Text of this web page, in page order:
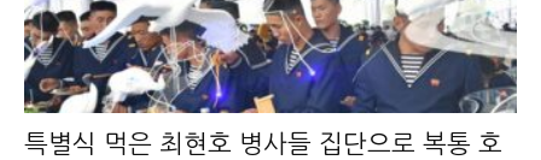
특별식 먹은 최현호 병사들 집단으로 복통 호